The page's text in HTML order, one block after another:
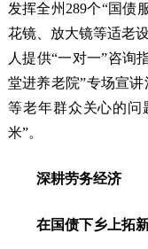
发挥全州289个“国债
花镜、放大镜等适老
人提供“一对一”咨询
堂进养老院”专场宣
等老年群众关心的问
米”。
深耕劳务经济
在国债下乡上拓